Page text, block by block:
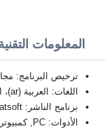
المعلومات التقنية Sound Booster
ترخيص البرنامج:
اللغات: العربية (ar)، الإنجليزية
برنامج الناشر: Letatsoft